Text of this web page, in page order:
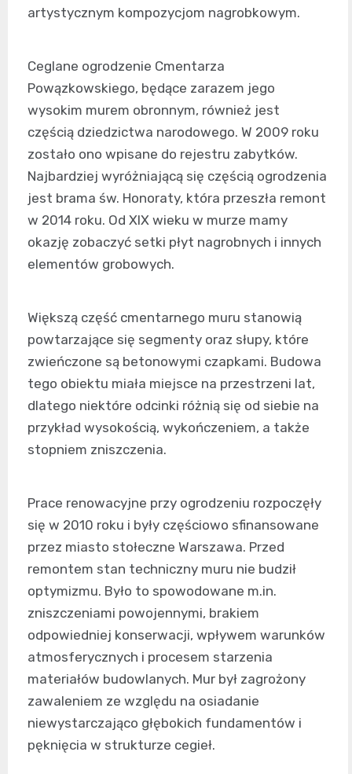
artystycznym kompozycjom nagrobkowym.
Ceglane ogrodzenie Cmentarza
Powązkowskiego, będące zarazem jego
wysokim murem obronnym, również jest
częścią dziedzictwa narodowego. W 2009 roku
zostało ono wpisane do rejestru zabytków.
Najbardziej wyróżniającą się częścią ogrodzenia
jest brama św. Honoraty, która przeszła remont
w 2014 roku. Od XIX wieku w murze mamy
okazję zobaczyć setki płyt nagrobnych i innych
elementów grobowych.
Większą część cmentarnego muru stanowią
powtarzające się segmenty oraz słupy, które
zwieńczone są betonowymi czapkami. Budowa
tego obiektu miała miejsce na przestrzeni lat,
dlatego niektóre odcinki różnią się od siebie na
przykład wysokością, wykończeniem, a także
stopniem zniszczenia.
Prace renowacyjne przy ogrodzeniu rozpoczęły
się w 2010 roku i były częściowo sfinansowane
przez miasto stołeczne Warszawa. Przed
remontem stan techniczny muru nie budził
optymizmu. Było to spowodowane m.in.
zniszczeniami powojennymi, brakiem
odpowiedniej konserwacji, wpływem warunków
atmosferycznych i procesem starzenia
materiałów budowlanych. Mur był zagrożony
zawaleniem ze względu na osiadanie
niewystarczająco głębokich fundamentów i
pęknięcia w strukturze cegieł.